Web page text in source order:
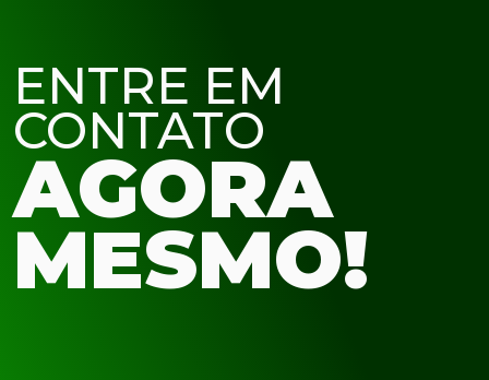
ENTRE EM
CONTATO
AGORA
MESMO!